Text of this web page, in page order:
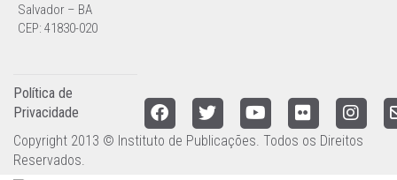
Salvador – BA
CEP: 41830-020
Política de
Privacidade
Copyright 2013 © Instituto de Publicações. Todos os Direitos
Reservados.